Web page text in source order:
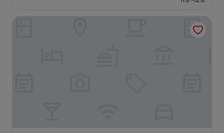
arvostelua)
Cayman Luxury Rentals at Lighthouse Point Residences